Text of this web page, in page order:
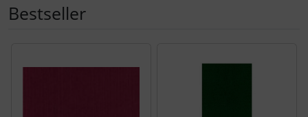
Bestseller